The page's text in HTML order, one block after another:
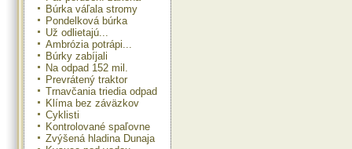
Búrka váľala stromy
Pondelková búrka
Už odlietajú...
Ambrózia potrápi...
Búrky zabíjali
Na odpad 152 mil.
Prevrátený traktor
Trnavčania triedia odpad
Klíma bez záväzkov
Cyklisti
Kontrolované spaľovne
Zvýšená hladina Dunaja